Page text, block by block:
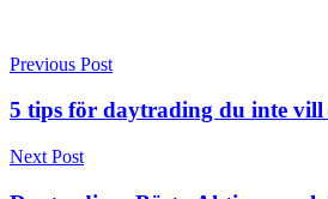
Post
navigation
Previous Post
5 tips för daytrading du inte vill
Next Post